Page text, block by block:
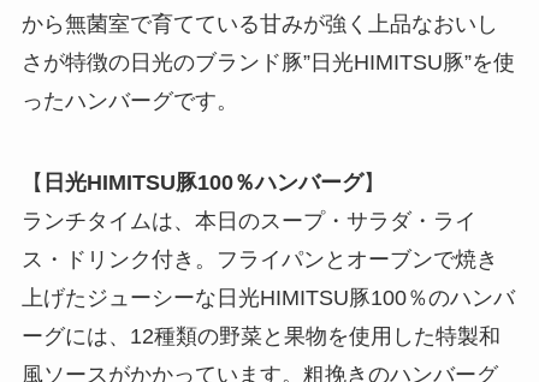
から無菌室で育てている甘みが強く上品なおいし
さが特徴の日光のブランド豚”日光HIMITSU豚”を使
ったハンバーグです。
【 日光HIMITSU豚100％ハンバーグ】
ランチタイムは、本日のスープ・サラダ・ライ
ス・ドリンク付き。フライパンとオーブンで焼き
上げたジューシーな日光HIMITSU豚100％のハンバ
ーグには、12種類の野菜と果物を使用した特製和
風ソースがかかっています。粗挽きのハンバーグ